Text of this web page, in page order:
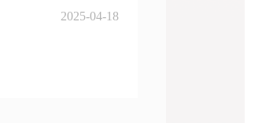
2025-04-18